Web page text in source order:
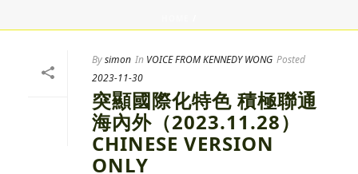
Bysimon In VOICE FROM KENNEDY WONG Posted
2023-11-30
突顯國際化特色 積極聯通
海內外（2023.11.28）
CHINESE VERSION
ONLY